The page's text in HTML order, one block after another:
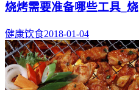
烧烤需要准备哪些工具_烧
健康饮食2018-01-04